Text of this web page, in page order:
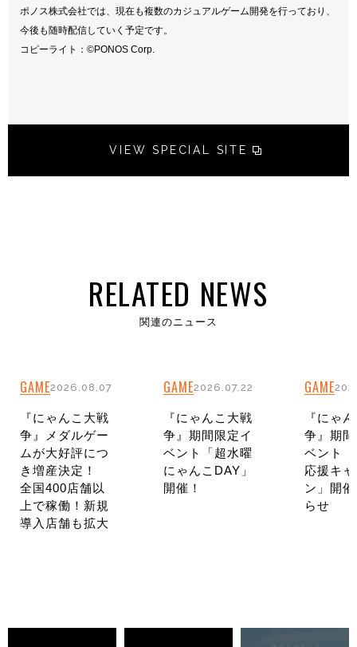
ポノス株式会社では、現在も複数のカジュアルゲーム開発を行っており、
今後も随時配信していく予定です。
コピーライト：©PONOS Corp.
VIEW SPECIAL SITE
RELATED NEWS
関連のニュース
GAME2026.08.07
『にゃんこ大戦
争』メダルゲー
ムが大好評につ
き増産決定！
全国400店舗以
上で稼働！新規
導入店舗も拡大
GAME2026.07.22
『にゃんこ大戦
争』期間限定イ
ベント「超水曜
にゃんこDAY」
開催！
GAME
『にゃ
争』期
ベント
応援キ
ン」開
らせ